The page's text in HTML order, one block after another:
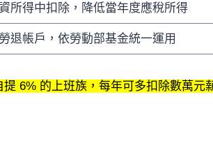
所得中扣除，降低當年度應稅所得
退帳戶，依勞動部基金統一運用
6% 的上班族，每年可多扣除數萬元